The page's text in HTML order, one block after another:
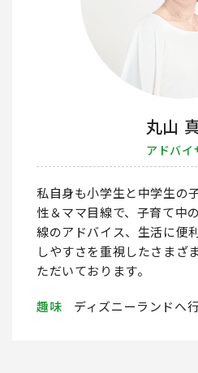
丸山
アドバイ
私自身も小学生と中学生の
性＆ママ目線で、子育て中
線のアドバイス、生活に便
しやすさを重視したさまざ
ただいております。
趣味 ディズニーランドへ